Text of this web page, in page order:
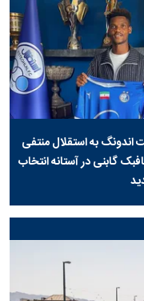
اندونگ به استقلال منتفی
گابنی در آستانه انتخاب